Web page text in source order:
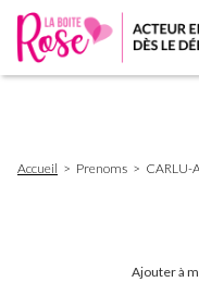
d'Ariane
Accueil Prenoms CARLU-
Ajouter à